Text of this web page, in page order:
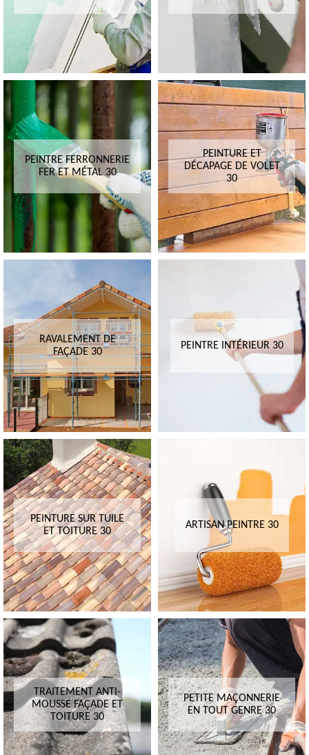
PEINTRE FERRONNERIE
FER ET MÉTAL 30
PEINTURE ET
DÉCAPAGE DE VOLET
30
RAVALEMENT DE
FAÇADE 30
PEINTRE INTÉRIEUR 30
PEINTURE SUR TUILE
ET TOITURE 30
ARTISAN PEINTRE 30
TRAITEMENT ANTI-
MOUSSE FAÇADE ET
TOITURE 30
PETITE MAÇONNERIE
EN TOUT GENRE 30